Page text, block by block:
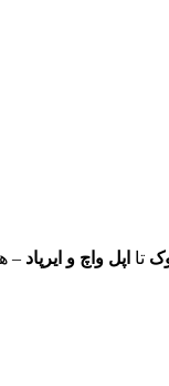
تا اپل واچ و ایرپاد –